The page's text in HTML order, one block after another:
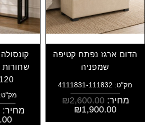
הדום ארגז נפתח קטיפה
שמפניה
מק"ט: 4111831-111832
מחיר: ₪2,600.00
₪1,900.00
שחורות
מק"ט:
מחיר: